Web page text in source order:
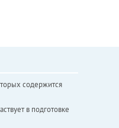
содержится
в подготовке